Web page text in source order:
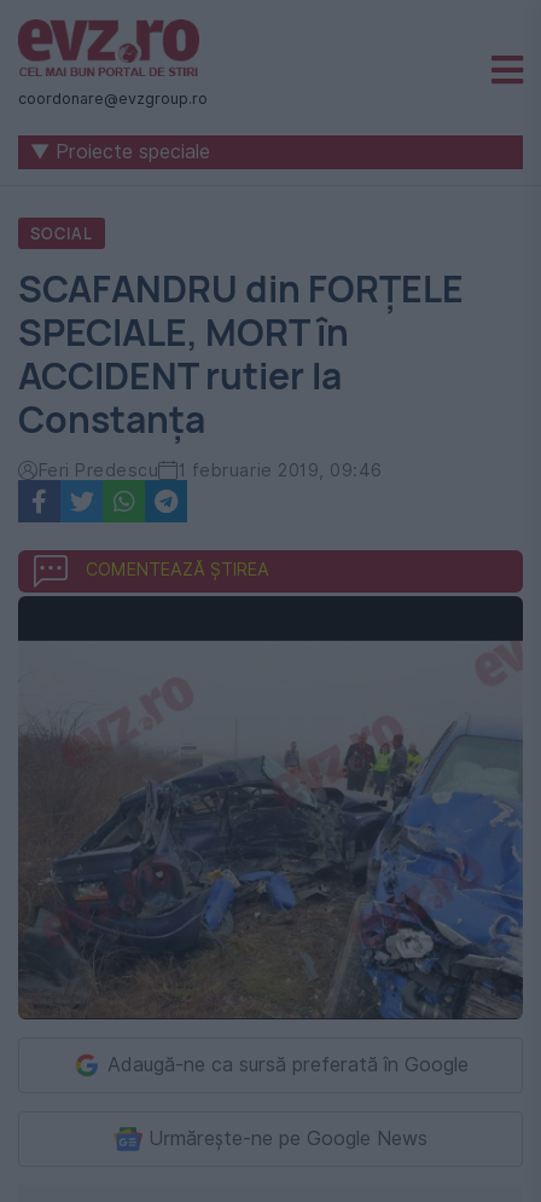
Știri
naționale
internaționale
România
-
Evenimentul
Zilei
coordonare@evzgroup.ro
▼ Proiecte speciale
SOCIAL
SCAFANDRU din FORȚELE
SPECIALE, MORT în
ACCIDENT rutier la
Constanța
Feri Predescu 1 februarie 2019, 09:46
COMENTEAZĂ ȘTIREA
Adaugă-ne ca sursă preferată în Google
Urmărește-ne pe Google News